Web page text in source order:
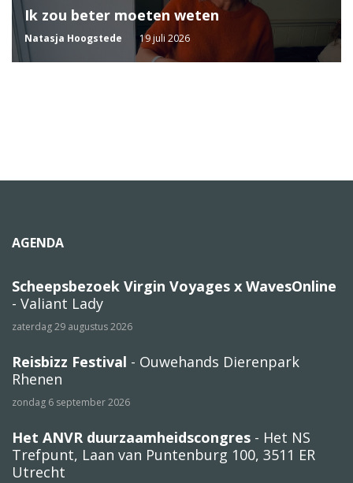
Ik zou beter moeten weten
Natasja Hoogstede 19 juli 2026
AGENDA
Scheepsbezoek Virgin Voyages x WavesOnline
- Valiant Lady
zaterdag 29 augustus 2026
Reisbizz Festival - Ouwehands Dierenpark
Rhenen
zondag 6 september 2026
Het ANVR duurzaamheidscongres - Het NS
Trefpunt, Laan van Puntenburg 100, 3511 ER
Utrecht